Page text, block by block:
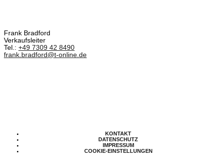
Frank Bradford
Verkaufsleiter
Tel.: +49 7309 42 8490
frank.bradford@t-online.de
KONTAKT
DATENSCHUTZ
IMPRESSUM
COOKIE-EINSTELLUNGEN